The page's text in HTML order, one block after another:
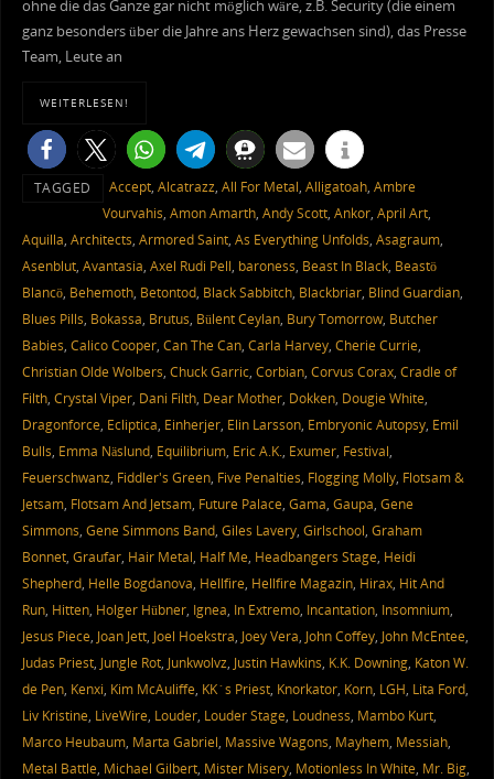
ohne die das Ganze gar nicht möglich wäre, z.B. Security (die einem
ganz besonders über die Jahre ans Herz gewachsen sind), das Presse
Team, Leute an
WEITERLESEN!
TAGGED Accept, Alcatrazz, All For Metal, Alligatoah, Ambre
Vourvahis, Amon Amarth, Andy Scott, Ankor, April Art,
Aquilla, Architects, Armored Saint, As Everything Unfolds, Asagraum,
Asenblut, Avantasia, Axel Rudi Pell, baroness, Beast In Black, Beastö
Blancö, Behemoth, Betontod, Black Sabbitch, Blackbriar, Blind Guardian,
Blues Pills, Bokassa, Brutus, Bülent Ceylan, Bury Tomorrow, Butcher
Babies, Calico Cooper, Can The Can, Carla Harvey, Cherie Currie,
Christian Olde Wolbers, Chuck Garric, Corbian, Corvus Corax, Cradle of
Filth, Crystal Viper, Dani Filth, Dear Mother, Dokken, Dougie White,
Dragonforce, Ecliptica, Einherjer, Elin Larsson, Embryonic Autopsy, Emil
Bulls, Emma Näslund, Equilibrium, Eric A.K., Exumer, Festival,
Feuerschwanz, Fiddler's Green, Five Penalties, Flogging Molly, Flotsam &
Jetsam, Flotsam And Jetsam, Future Palace, Gama, Gaupa, Gene
Simmons, Gene Simmons Band, Giles Lavery, Girlschool, Graham
Bonnet, Graufar, Hair Metal, Half Me, Headbangers Stage, Heidi
Shepherd, Helle Bogdanova, Hellfire, Hellfire Magazin, Hirax, Hit And
Run, Hitten, Holger Hübner, Ignea, In Extremo, Incantation, Insomnium,
Jesus Piece, Joan Jett, Joel Hoekstra, Joey Vera, John Coffey, John McEntee,
Judas Priest, Jungle Rot, Junkwolvz, Justin Hawkins, K.K. Downing, Katon W.
de Pen, Kenxi, Kim McAuliffe, KK´s Priest, Knorkator, Korn, LGH, Lita Ford,
Liv Kristine, LiveWire, Louder, Louder Stage, Loudness, Mambo Kurt,
Marco Heubaum, Marta Gabriel, Massive Wagons, Mayhem, Messiah,
Metal Battle, Michael Gilbert, Mister Misery, Motionless In White, Mr. Big,